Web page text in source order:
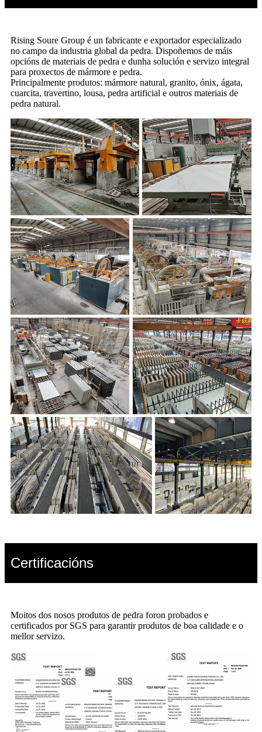
Rising Soure Group é un fabricante e exportador especializado
no campo da industria global da pedra. Dispoñemos de máis
opcións de materiais de pedra e dunha solución e servizo integral
para proxectos de mármore e pedra.
Principalmente produtos: mármore natural, granito, ónix, ágata,
cuarcita, travertino, lousa, pedra artificial e outros materiais de
pedra natural.
Certificacións
Moitos dos nosos produtos de pedra foron probados e
certificados por SGS para garantir produtos de boa calidade e o
mellor servizo.